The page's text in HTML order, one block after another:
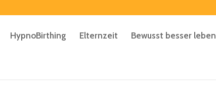
HypnoBirthing Elternzeit Bewusst besser leben